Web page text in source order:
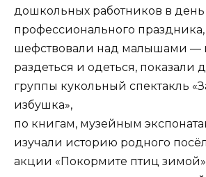
дошкольных работников в день
профессионального праздника,
шефствовали над малышами —
раздеться и одеться, показали
группы кукольный спектакль
избушка»,
по книгам, музейным
изучали историю родного
акции «Покормите птиц